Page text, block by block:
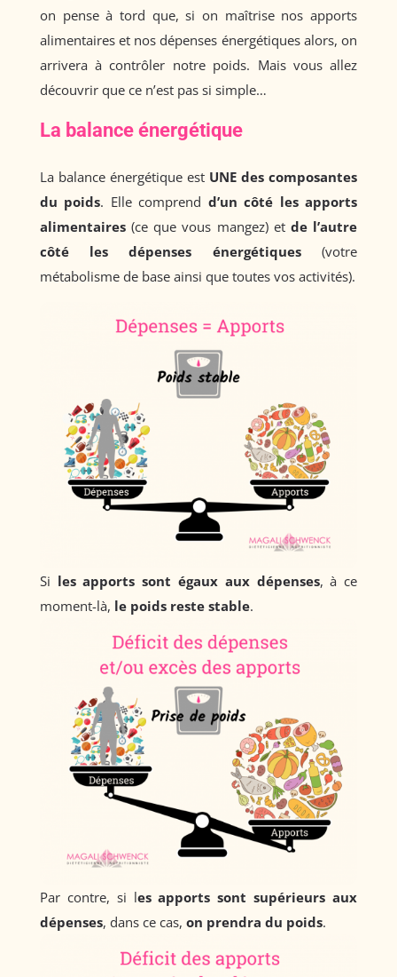
on pense à tord que, si on maîtrise nos apports
alimentaires et nos dépenses énergétiques alors, on
arrivera à contrôler notre poids. Mais vous allez
découvrir que ce n’est pas si simple…
La balance énergétique
La balance énergétique est UNE des composantes
du poids. Elle comprend d’un côté les apports
alimentaires(ce que vous mangez) et de l’autre
côté les dépenses énergétiques(votre
métabolisme de base ainsi que toutes vos activités).
Si les apports sont égaux aux dépenses, à ce
moment-là, le poids reste stable.
Par contre, si les apports sont supérieurs aux
dépenses, dans ce cas, on prendra du poids.